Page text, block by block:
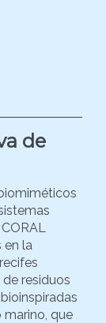
de
en la
residuos
que